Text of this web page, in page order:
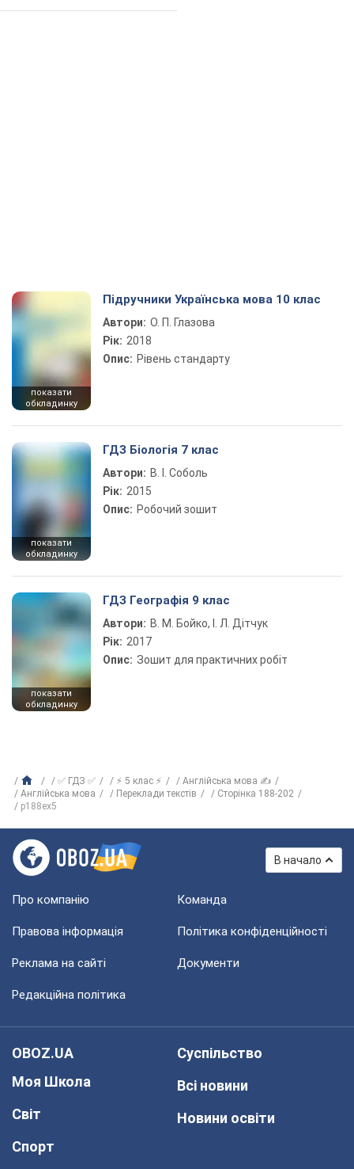
показати
обкладинку
Підручники Українська мова 10 клас
Автори: О. П. Глазова
Рік: 2018
Опис: Рівень стандарту
показати
обкладинку
ГДЗ Біологія 7 клас
Автори: В. І. Соболь
Рік: 2015
Опис: Робочий зошит
показати
обкладинку
ГДЗ Географія 9 клас
Автори: В. М. Бойко, І. Л. Дітчук
Рік: 2017
Опис: Зошит для практичних робіт
✅ ГДЗ ✅ ⚡ 5 клас ⚡
Англійська мова ✍
Англійська мова
Переклади текстів
Сторінка 188-202
p188ex5
В начало
Про компанію Команда
Правова інформація Політика конфіденційності
Реклама на сайті Документи
Редакційна політика
OBOZ.UA
Моя Школа
Світ
Спорт
Суспільство
Всі новини
Новини освіти